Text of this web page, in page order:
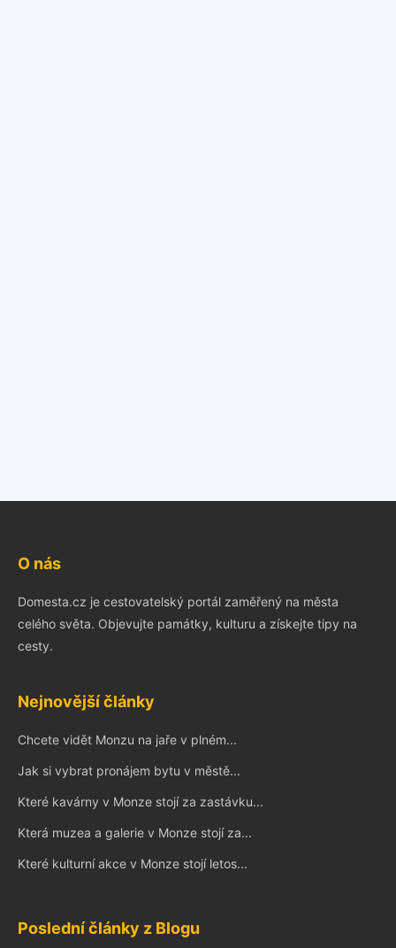
O nás
Domesta.cz je cestovatelský portál zaměřený na města
celého světa. Objevujte památky, kulturu a získejte tipy na
cesty.
Nejnovější články
Chcete vidět Monzu na jaře v plném...
Jak si vybrat pronájem bytu v městě...
Které kavárny v Monze stojí za zastávku...
Která muzea a galerie v Monze stojí za...
Které kulturní akce v Monze stojí letos...
Poslední články z Blogu